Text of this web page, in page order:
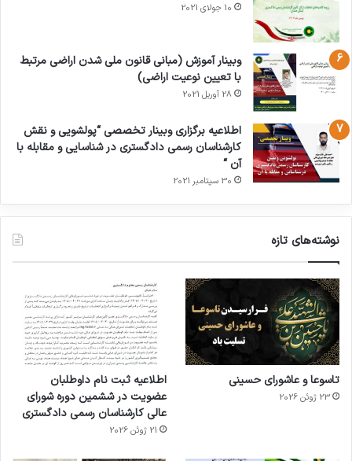
10 جولای 2021
وبینار آموزش (مبانی قانون ملی شدن اراضی مرتبط
با تعیین نوعیت اراضی)
28 آوریل 2021
اطلاعیه برگزاری وبینار تخصصی “پولشویی و نقش
کارشناسان رسمی دادگستری در شناسایی و مقابله با
آن “
30 سپتامبر 2021
نوشته‌های تازه
تاسوعا و عاشورای حسینی
23 ژوئن 2026
اطلاعیه ثبت نام داوطلبان
عضویت در ششمین دوره شورای
عالی کارشناسان رسمی دادگستری
21 ژوئن 2026